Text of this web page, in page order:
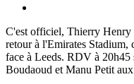
C'est officiel, Thierry Henry
retour à l'Emirates Stadium,
face à Leeds. RDV à
Boudaoud et Manu Petit